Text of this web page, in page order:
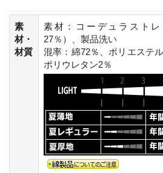
素
材・
材質
素材：コーデュラスト
27％）、製品洗い
混率：綿72％、ポリエステ
ポリウレタン2％